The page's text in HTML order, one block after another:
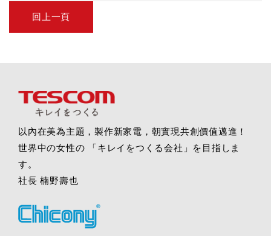
回上一頁
以內在美為主題，製作新家電，朝實現共創價值邁進！
世界中の女性の 「キレイをつくる会社」を目指しま
す。
社長 楠野壽也